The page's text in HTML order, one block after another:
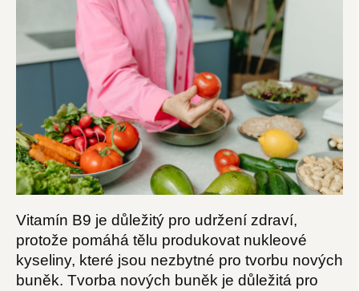
Vitamín B9 je důležitý pro udržení zdraví,
protože pomáhá tělu produkovat nukleové
kyseliny, které jsou nezbytné pro tvorbu nových
buněk. Tvorba nových buněk je důležitá pro